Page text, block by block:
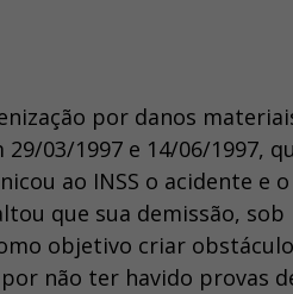
por danos
03/1997 e 14/06/1997,
ao INSS o acidente e o
que sua demissão, sob
objetivo criar
não ter havido provas